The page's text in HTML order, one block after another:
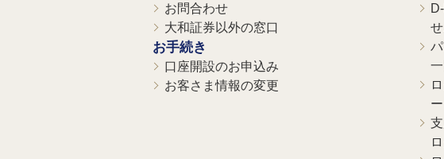
お問合わせ
大和証券以外の窓口
お手続き
口座開設のお申込み
お客さま情報の変更